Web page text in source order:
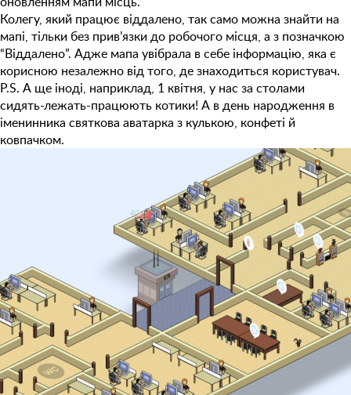
Колегу, який працює віддалено, так само можна знайти на
мапі, тільки без прив’язки до робочого місця, а з позначкою
“Віддалено”. Адже мапа увібрала в себе інформацію, яка є
корисною незалежно від того, де знаходиться користувач.
P.S. А ще іноді, наприклад, 1 квітня, у нас за столами
сидять-лежать-працюють котики! А в день народження в
іменинника святкова аватарка з кулькою, конфеті й
ковпачком.